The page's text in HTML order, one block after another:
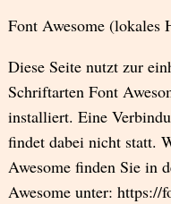
Font Awesome (lokales
Diese Seite nutzt zur
Schriftarten Font
installiert. Eine
findet dabei nicht statt.
Awesome finden Sie in
Awesome unter: https://